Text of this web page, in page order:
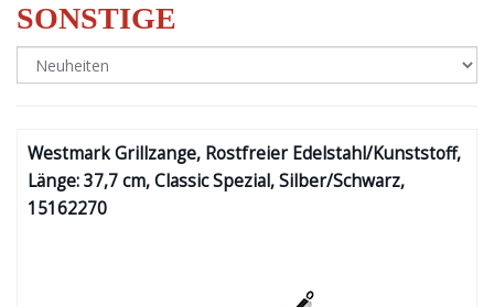
SONSTIGE
Westmark Grillzange, Rostfreier Edelstahl/Kunststoff,
Länge: 37,7 cm, Classic Spezial, Silber/Schwarz,
15162270